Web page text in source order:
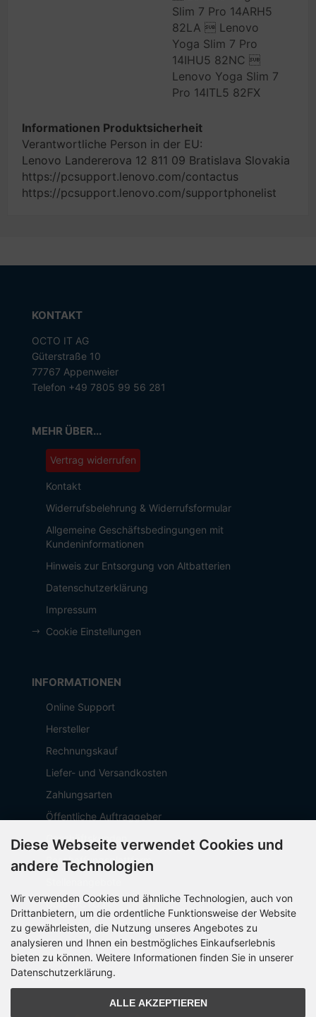
Slim 7 Pro 14ARH5
82LA  Lenovo
Yoga Slim 7 Pro
14IHU5 82NC 
Lenovo Yoga Slim 7
Pro 14ITL5 82FX
Informationen Produktsicherheit
Verantwortliche Person in der EU:
Lenovo Landererova 12 811 09 Bratislava Slovakia
https://pcsupport.lenovo.com/contactus
https://pcsupport.lenovo.com/supportphonelist
KONTAKT
OCTO IT AG
Güterstraße 10
77767 Appenweier
Telefon +49 7805 99 56 281
MEHR ÜBER...
Vertrag widerrufen
Kontakt
Widerrufsbelehrung & Widerrufsformular
Allgemeine Geschäftsbedingungen mit
Kundeninformationen
Hinweis zur Entsorgung von Altbatterien
Datenschutzerklärung
Impressum
Cookie Einstellungen
INFORMATIONEN
Online Support
Hersteller
Rechnungskauf
Liefer- und Versandkosten
Zahlungsarten
Öffentliche Auftraggeber
Geschäftskunden
Beschaffungsplattform
Über OCTO IT
Sitemap
PARTNER
Diese Webseite verwendet Cookies und
andere Technologien
Wir verwenden Cookies und ähnliche Technologien, auch von
Drittanbietern, um die ordentliche Funktionsweise der Website
zu gewährleisten, die Nutzung unseres Angebotes zu
analysieren und Ihnen ein bestmögliches Einkaufserlebnis
bieten zu können. Weitere Informationen finden Sie in unserer
Datenschutzerklärung.
ALLE AKZEPTIEREN